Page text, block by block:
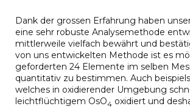
Dank der grossen Erfahrung haben
eine sehr robuste Analysemethode
mittlerweile vielfach bewährt und
von uns entwickelten Methode ist es
geforderten 24 Elemente im selben
quantitativ zu bestimmen. Auch
welches in oxidierender Umgebung
leichtflüchtigem OsO4 oxidiert und